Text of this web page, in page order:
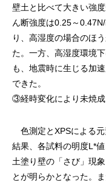
壁土と比べて大きい強
ん断強度は0.25～
り、高湿度の場合のほ
た。一方、高湿度環境
も、地震時に生じる加
できた。
③経時変化により未焼
色測定とXPSによる
結果、各試料の明度L*
土塗り壁の「さび」現
とが明らかとなった。